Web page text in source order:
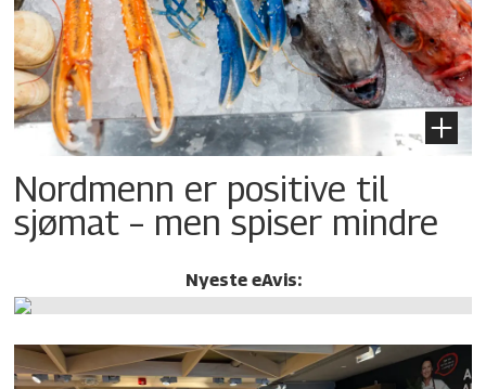
Nordmenn er positive til
sjømat – men spiser mindre
Nyeste eAvis: